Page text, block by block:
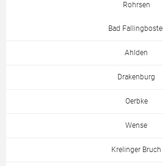
Rohrsen
Bad Fallingbostel
Ahlden
Drakenburg
Oerbke
Wense
Krelinger Bruch